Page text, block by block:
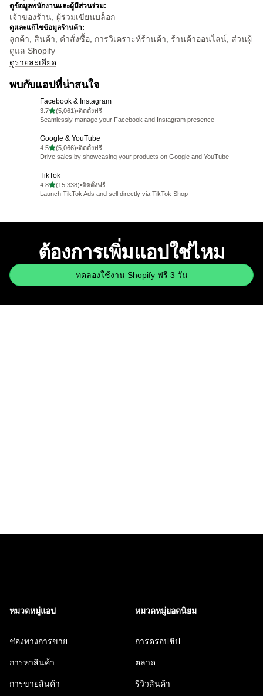
ดูข้อมูลพนักงานและผู้มีส่วนร่วม:
เจ้าของร้าน, ผู้ร่วมเขียนบล็อก
ดูและแก้ไขข้อมูลร้านค้า:
ลูกค้า, สินค้า, คำสั่งซื้อ, การวิเคราะห์ร้านค้า, ร้านค้าออนไลน์, ส่วนผู้
ดูแล Shopify
ดูรายละเอียด
พบกับแอปที่น่าสนใจ
Facebook & Instagram
3.7เต็ม 5 ดาว
(5,061)
ทั้งหมด 5061 รีวิว
•ติดตั้งฟรี
Seamlessly manage your Facebook and Instagram presence
Google & YouTube
4.5เต็ม 5 ดาว
(5,066)
ทั้งหมด 5066 รีวิว
•ติดตั้งฟรี
Drive sales by showcasing your products on Google and YouTube
TikTok
4.8เต็ม 5 ดาว
(15,338)
ทั้งหมด 15338 รีวิว
•ติดตั้งฟรี
Launch TikTok Ads and sell directly via TikTok Shop
ต้องการเพิ่มแอปใช่ไหม
ทดลองใช้งาน Shopify ฟรี 3 วัน
หมวดหมู่แอป
ช่องทางการขาย
การหาสินค้า
การขายสินค้า
หมวดหมู่ยอดนิยม
การดรอปชิป
ตลาด
รีวิวสินค้า